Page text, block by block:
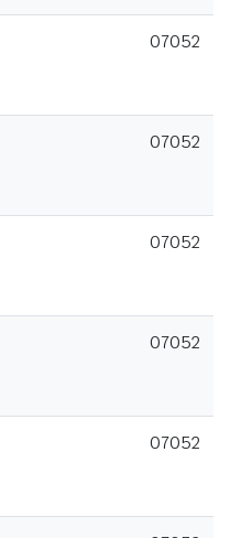
07052
07052
07052
07052
07052